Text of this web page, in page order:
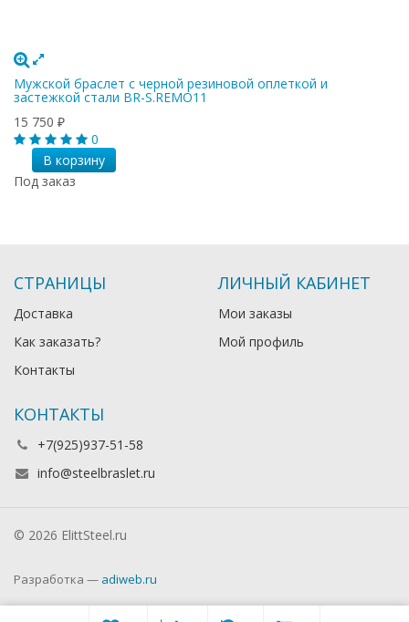
Мужской браслет с черной резиновой оплеткой и
застежкой стали BR-S.REMO11
15 750 ₽
0
В корзину
Под заказ
СТРАНИЦЫ
Доставка
Как заказать?
Контакты
ЛИЧНЫЙ КАБИНЕТ
Мои заказы
Мой профиль
КОНТАКТЫ
+7(925)937-51-58
info@steelbraslet.ru
© 2026 ElittSteel.ru
Разработка — adiweb.ru